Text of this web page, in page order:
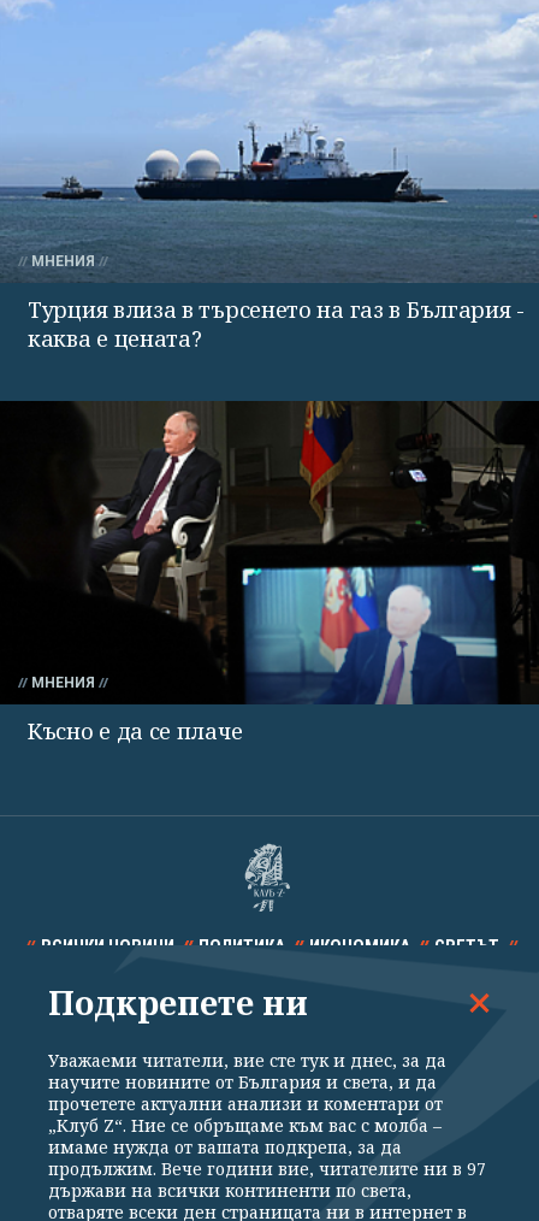
МНЕНИЯ
Турция влиза в търсенето на газ в България -
каква е цената?
МНЕНИЯ
Късно е да се плаче
ВСИЧКИ НОВИНИ ПОЛИТИКА ИКОНОМИКА СВЕТЪТ
СПОРТ КУЛТУРА ТЕХНОЛОГИИ КАЛЕЙДОСКОП
Общи условия
Политика за поверителност
Подкрепете ни
Уважаеми читатели, вие сте тук и днес, за да
научите новините от България и света, и да
прочетете актуални анализи и коментари от
„Клуб Z“. Ние се обръщаме към вас с молба –
имаме нужда от вашата подкрепа, за да
продължим. Вече години вие, читателите ни в 97
държави на всички континенти по света,
отваряте всеки ден страницата ни в интернет в